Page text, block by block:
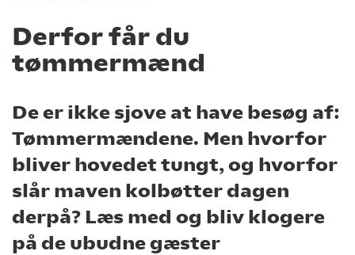
Derfor får du
tømmermænd
De er ikke sjove at have besøg af:
Tømmermændene. Men hvorfor
bliver hovedet tungt, og hvorfor
slår maven kolbøtter dagen
derpå? Læs med og bliv klogere
på de ubudne gæster